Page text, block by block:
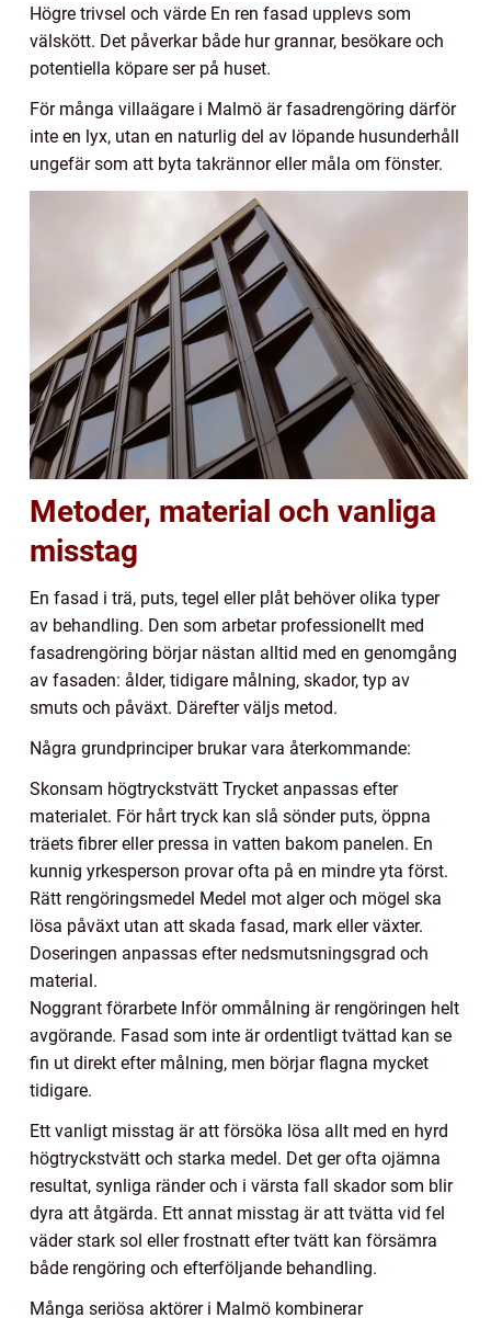
Högre trivsel och värde En ren fasad upplevs som
välskött. Det påverkar både hur grannar, besökare och
potentiella köpare ser på huset.
För många villaägare i Malmö är fasadrengöring därför
inte en lyx, utan en naturlig del av löpande husunderhåll
ungefär som att byta takrännor eller måla om fönster.
Metoder, material och vanliga
misstag
En fasad i trä, puts, tegel eller plåt behöver olika typer
av behandling. Den som arbetar professionellt med
fasadrengöring börjar nästan alltid med en genomgång
av fasaden: ålder, tidigare målning, skador, typ av
smuts och påväxt. Därefter väljs metod.
Några grundprinciper brukar vara återkommande:
Skonsam högtryckstvätt Trycket anpassas efter
materialet. För hårt tryck kan slå sönder puts, öppna
träets fibrer eller pressa in vatten bakom panelen. En
kunnig yrkesperson provar ofta på en mindre yta först.
Rätt rengöringsmedel Medel mot alger och mögel ska
lösa påväxt utan att skada fasad, mark eller växter.
Doseringen anpassas efter nedsmutsningsgrad och
material.
Noggrant förarbete Inför ommålning är rengöringen helt
avgörande. Fasad som inte är ordentligt tvättad kan se
fin ut direkt efter målning, men börjar flagna mycket
tidigare.
Ett vanligt misstag är att försöka lösa allt med en hyrd
högtryckstvätt och starka medel. Det ger ofta ojämna
resultat, synliga ränder och i värsta fall skador som blir
dyra att åtgärda. Ett annat misstag är att tvätta vid fel
väder stark sol eller frostnatt efter tvätt kan försämra
både rengöring och efterföljande behandling.
Många seriösa aktörer i Malmö kombinerar